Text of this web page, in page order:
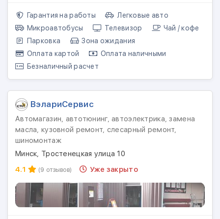
Гарантия на работы
Легковые авто
Микроавтобусы
Телевизор
Чай / кофе
Парковка
Зона ожидания
Оплата картой
Оплата наличными
Безналичный расчет
ВэлариСервис
Автомагазин, автотюнинг, автоэлектрика, замена
масла, кузовной ремонт, слесарный ремонт,
шиномонтаж
Минск, Тростенецкая улица 10
4.1
(9 отзывов) Уже закрыто